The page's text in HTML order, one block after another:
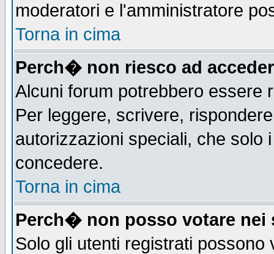
moderatori e l'amministratore
Torna in cima
Perch� non riesco ad
Alcuni forum potrebbero essere
Per leggere, scrivere,
autorizzazioni speciali, che solo
concedere.
Torna in cima
Perch� non posso votare nei
Solo gli utenti registrati